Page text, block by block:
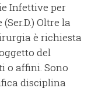
Infettive per
Oltre la
è richiesta
del
o affini. Sono
disciplina